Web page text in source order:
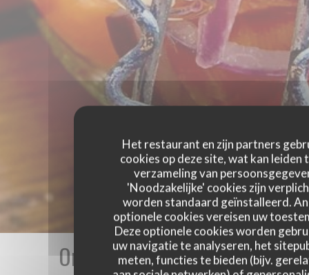
Het restaurant en zijn partners
cookies op deze site, wat kan leiden
verzameling van
'Noodzakelijke' cookies zijn
worden standaard geïnstalleerd.
optionele cookies vereisen uw
Deze optionele cookies worden
uw navigatie te analyseren, het
meten, functies te bieden (bijv.
Onze gastbeoordelingen